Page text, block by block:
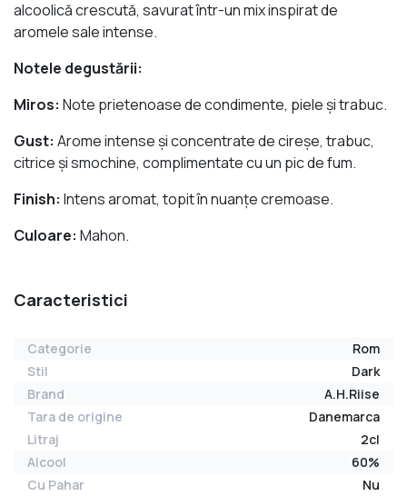
alcoolică crescută, savurat într-un mix inspirat de
aromele sale intense.
Notele degustării:
Miros: Note prietenoase de condimente, piele şi trabuc.
Gust: Arome intense și concentrate de cireşe, trabuc,
citrice și smochine, complimentate cu un pic de fum.
Finish: Intens aromat, topit în nuanțe cremoase.
Culoare: Mahon.
Caracteristici
Categorie
Rom
Stil
Dark
Brand
A.H.Riise
Tara de origine
Danemarca
Litraj
2cl
Alcool
60%
Cu Pahar
Nu